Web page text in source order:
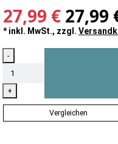
27,99 € 27,99
* inkl. MwSt., zzgl.
-
+
Vergleichen